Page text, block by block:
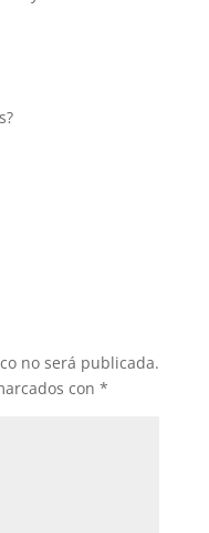
no será publicada.
con *